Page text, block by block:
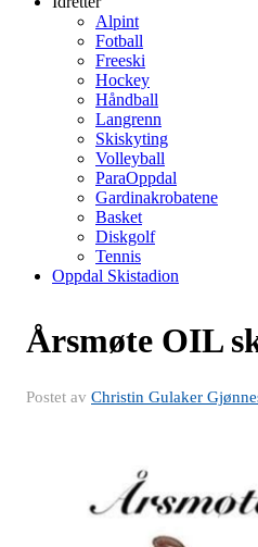
Alpint
Fotball
Freeski
Hockey
Håndball
Langrenn
Skiskyting
Volleyball
ParaOppdal
Gardinakrobatene
Basket
Diskgolf
Tennis
Oppdal Skistadion
Årsmøte OIL
Postet av Christin Gulaker